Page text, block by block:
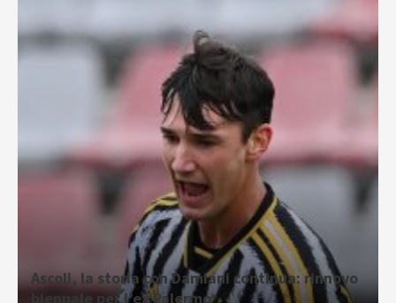
Ascoli, la storia con Damiani continua: rinnovo
biennale per l’ex Palermo